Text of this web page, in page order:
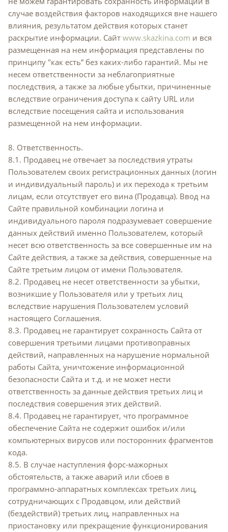
случае воздействия факторов находящихся вне нашего
влияния, результатом действия которых станет
раскрытие информации. Сайт www.skazkina.com и вся
размещенная на нем информация представлены по
принципу "как есть” без каких-либо гарантий. Мы не
несем ответственности за неблагоприятные
последствия, а также за любые убытки, причиненные
вследствие ограничения доступа к сайту URL или
вследствие посещения сайта и использования
размещенной на нем информации.
8. Ответственность.
8.1. Продавец не отвечает за последствия утраты
Пользователем своих регистрационных данных (логин
и индивидуальный пароль) и их перехода к третьим
лицам, если отсутствует его вина (Продавца). Ввод на
Сайте правильной комбинации логина и
индивидуального пароля подразумевает совершение
данных действий именно Пользователем, который
несет всю ответственность за все совершенные им на
Сайте действия, а также за действия, совершенные на
Сайте третьим лицом от имени Пользователя.
8.2. Продавец не несет ответственности за убытки,
возникшие у Пользователя или у третьих лиц
вследствие нарушения Пользователем условий
настоящего Соглашения.
8.3. Продавец не гарантирует сохранность Сайта от
совершения третьими лицами противоправных
действий, направленных на нарушение нормальной
работы Сайта, уничтожение информационной
безопасности Сайта и т.д. и не может нести
ответственность за данные действия третьих лиц и
последствия совершения этих действий.
8.4. Продавец не гарантирует, что программное
обеспечение Cайта не содержит ошибок и/или
компьютерных вирусов или посторонних фрагментов
кода.
8.5. В случае наступления форс-мажорных
обстоятельств, а также аварий или сбоев в
программно-аппаратных комплексах третьих лиц,
сотрудничающих с Продавцом, или действий
(бездействий) третьих лиц, направленных на
приостановку или прекращение функционирования